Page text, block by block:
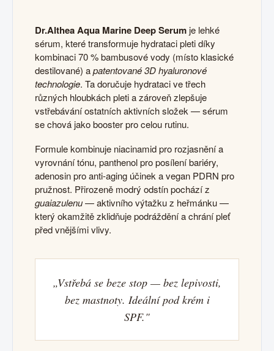
Dr.Althea Aqua Marine Deep Serumje lehké
sérum, které transformuje hydrataci pleti díky
kombinaci 70 % bambusové vody (místo klasické
destilované) apatentované 3D hyaluronové
technologie. Ta doručuje hydrataci ve třech
různých hloubkách pleti a zároveň zlepšuje
vstřebávání ostatních aktivních složek — sérum
se chová jako booster pro celou rutinu.
Formule kombinuje niacinamid pro rozjasnění a
vyrovnání tónu, panthenol pro posílení bariéry,
adenosin pro anti-aging účinek a vegan PDRN pro
pružnost. Přirozeně modrý odstín pochází z
guaiazulenu— aktivního výtažku z heřmánku —
který okamžitě zklidňuje podráždění a chrání pleť
před vnějšími vlivy.
„Vstřebá se beze stop — bez lepivosti,
bez mastnoty. Ideální pod krém i
SPF."